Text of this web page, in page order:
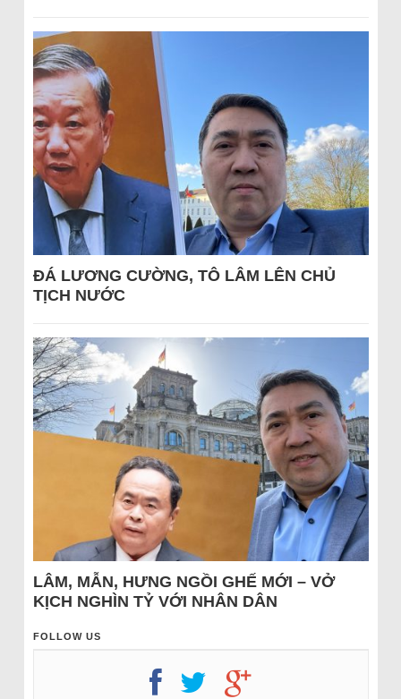
ĐÁ LƯƠNG CƯỜNG, TÔ LÂM LÊN CHỦ
TỊCH NƯỚC
LÂM, MẪN, HƯNG NGỒI GHẾ MỚI – VỞ
KỊCH NGHÌN TỶ VỚI NHÂN DÂN
FOLLOW US